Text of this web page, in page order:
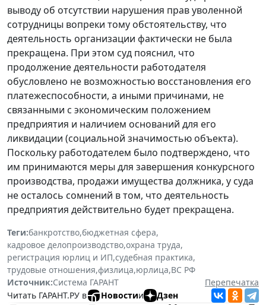
выводу об отсутствии нарушения прав уволенной
сотрудницы вопреки тому обстоятельству, что
деятельность организации фактически не была
прекращена. При этом суд пояснил, что
продолжение деятельности работодателя
обусловлено не возможностью восстановления его
платежеспособности, а иными причинами, не
связанными с экономическим положением
предприятия и наличием оснований для его
ликвидации (социальной значимостью объекта).
Поскольку работодателем было подтверждено, что
им принимаются меры для завершения конкурсного
производства, продажи имущества должника, у суда
не осталось сомнений в том, что деятельность
предприятия действительно будет прекращена.
Теги:банкротство,бюджетная сфера,
кадровое делопроизводство,охрана труда,
регистрация юрлиц и ИП,судебная практика,
трудовые отношения,физлица,юрлица,ВС РФ
Источник:Система ГАРАНТ
Перепечатка
Читать ГАРАНТ.РУ в
Новостии Дзен